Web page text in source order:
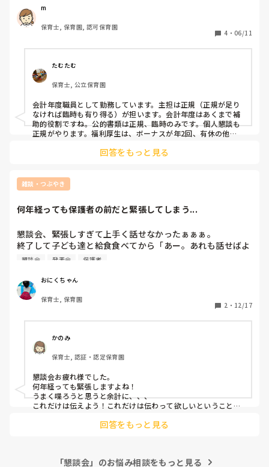
降園時以外に）あるのか）、メリット・デメリット、福利厚
生はいいのかなど、上げるとキリがないですが…知りたいで
す
あと、気になっている自治体から出ている求人が月給制と時
給制と2種あるのですが、何か違うのでしょうか？？
わかる方いれば教えていただきたいです。
m
保育士, 保育園, 認可保育園
4 ・ 06/11
たむたむ
保育士, 公立保育園
会計年度職員として勤務しています。主担は正規（正規が足り
なければ臨時も有り得る）が担います。会計年度はあくまで補
助的役割ですね。公的書類は正規、臨時のみです。個人懇談も
正規がやります。福利厚生は、ボーナスが年2回、有休の他に
け？名前は忘れましたが、保育に必要なもの（コロナ禍のた
デメリットは、やはり給料が正規より安い、有休はあるもの
の正規の半分、（うちの園の場合、4週間シフトで期間内に祝•
が、会計年度は無い、正規は健診のための特別休暇があるが、
ったら、短所が目立ちますが💧私立の正規ぐらいは給料あるの
で、そこまで不満ではないです。
回答をもっと見る
雑談・つぶやき
何年経っても保護者の前だと緊張してしまう...
懇談会、緊張しすぎて上手く話せなかったぁぁぁ。
終了して子ども達と給食食べてから「あー。あれも話せばよ
かったなぁ...」と脳内で反省会開いてました笑
泣
スラスラ話せる先生が羨ましい泣
懇談会 発表会 保護者
おにくちゃん
保育士, 保育園
2 ・ 12/17
かのみ
保育士, 認証・認定保育園
懇談会お疲れ様でした。
何年経っても緊張しますよね！
うまく喋ろうと思うと余計に、、、
これだけは伝えよう！これだけは伝わって欲しいということが
実際に保護者として聞いていてふんふんって思っても一年後に
ゃなく人柄ですよ！
回答をもっと見る
「懇談会」のお悩み相談をもっと見る